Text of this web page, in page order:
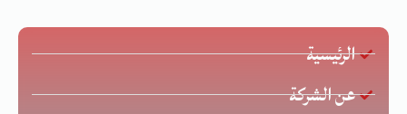
الرئيسية
عن الشركة